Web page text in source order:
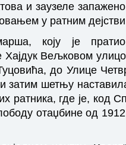
и заузеле
у ратним
коју је
Хајдук Вељковом
до Улице
затим шетњу
ратника, где је, код
отаџбине од